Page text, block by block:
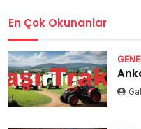
En Çok Okunanlar